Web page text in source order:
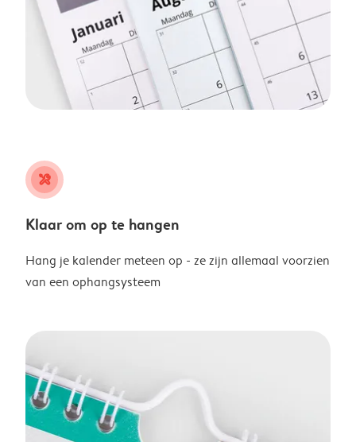
tools
Klaar om op te hangen
Hang je kalender meteen op - ze zijn allemaal voorzien
van een ophangsysteem